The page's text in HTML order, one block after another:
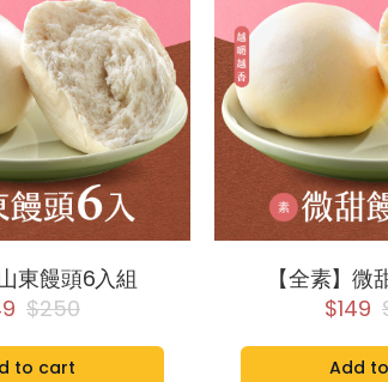
東饅頭6入組
$250
to cart
【全素】
$149
Add